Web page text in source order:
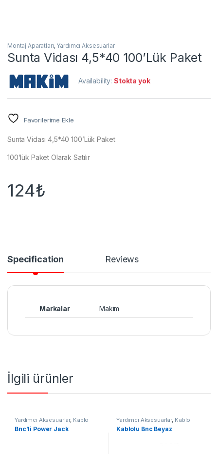
Montaj Aparatları, Yardımcı Aksesuarlar
Sunta Vidası 4,5*40 100’Lük Paket
Availability:Stokta yok
Favorilerime Ekle
Sunta Vidası 4,5*40 100’Lük Paket
100’lük Paket Olarak Satılır
124₺
Specification Reviews
Markalar Makim
İlgili ürünler
Yardımcı Aksesuarlar, Kablo
Aksesuarları
Bnc’li Power Jack
Yardımcı Aksesuarlar, Kablo
Aksesuarları
Kablolu Bnc Beyaz